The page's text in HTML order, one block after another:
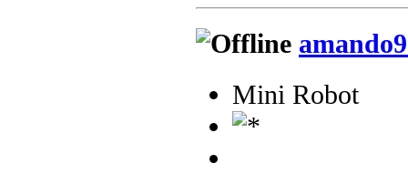
Mini Robot